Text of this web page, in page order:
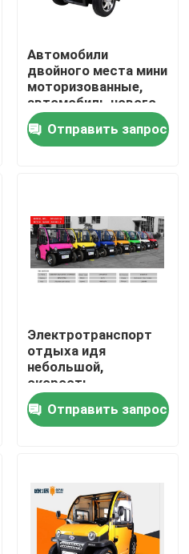
двигателя
подвижности
Автомобили
двойного места мини
моторизованные,
автомобиль нового
района энергии
электрический
Отправить запрос
Электротранспорт
отдыха идя
небольшой,
скорость
автомобиля 45км/Х
района
электрическая
Отправить запрос